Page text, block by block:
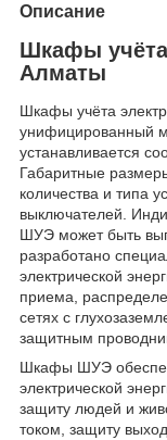
Описание
Шкафы учёта
Алматы
Шкафы учёта
унифицированный
устанавливается
Габаритные
количества и типа
выключателей.
ШУЭ может быть
разработано
электрической
приема,
сетях с
защитным
Шкафы ШУЭ
электрической
защиту людей и
током, защиту